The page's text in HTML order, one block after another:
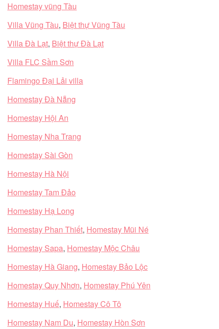
Homestay vũng Tàu
Villa Vũng Tàu, Biệt thự Vũng Tàu
Villa Đà Lạt, Biệt thự Đà Lạt
Villa FLC Sầm Sơn
Flamingo Đại Lải villa
Homestay Đà Nẵng
Homestay Hội An
Homestay Nha Trang
Homestay Sài Gòn
Homestay Hà Nội
Homestay Tam Đảo
Homestay Hạ Long
Homestay Phan Thiết, Homestay Mũi Né
Homestay Sapa, Homestay Mộc Châu
Homestay Hà Giang, Homestay Bảo Lộc
Homestay Quy Nhơn, Homestay Phú Yên
Homestay Huế, Homestay Cô Tô
Homestay Nam Du, Homestay Hòn Sơn